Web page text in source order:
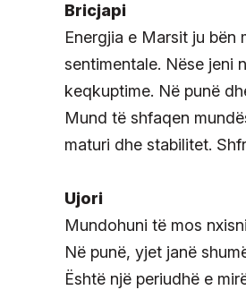
Bricjapi
Energjia e Marsit ju bën
sentimentale. Nëse jeni
keqkuptime. Në punë
Mund të shfaqen
maturi dhe stabilitet.
Ujori
Mundohuni të mos
Në punë, yjet janë
Është një periudhë e